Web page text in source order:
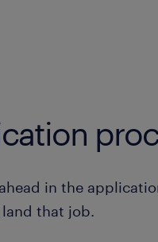
in the
that job.